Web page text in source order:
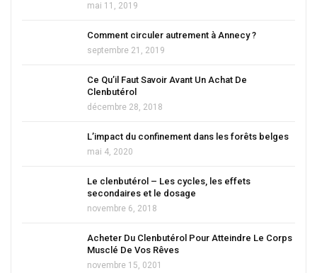
mai 11, 2019
Comment circuler autrement à Annecy ?
septembre 21, 2019
Ce Qu’il Faut Savoir Avant Un Achat De
Clenbutérol
décembre 28, 2018
L’impact du confinement dans les forêts belges
mai 4, 2020
Le clenbutérol – Les cycles, les effets
secondaires et le dosage
novembre 6, 2018
Acheter Du Clenbutérol Pour Atteindre Le Corps
Musclé De Vos Rêves
novembre 15, 0201